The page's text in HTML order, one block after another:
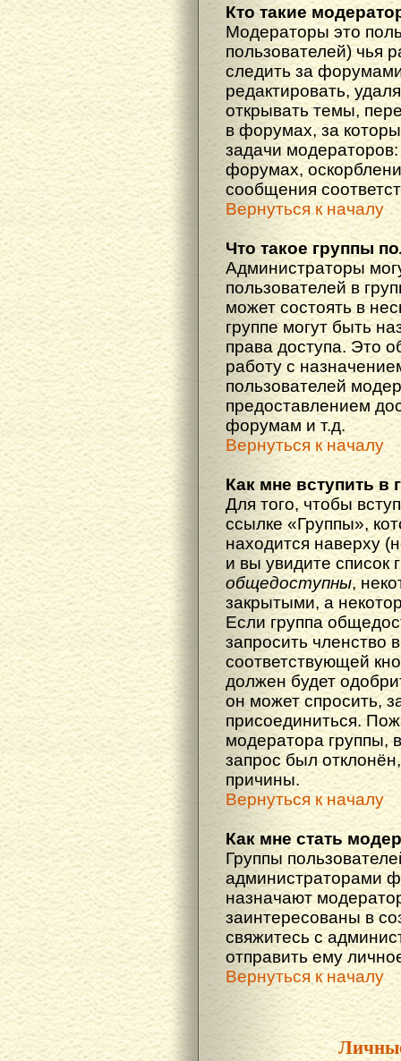
Кто такие
Модераторы это
пользователей) чья
следить за
редактировать,
открывать темы,
в форумах, за
задачи
форумах,
сообщения
Вернуться к началу
Что такое группы
Администраторы
пользователей в
может состоять в
группе могут быть
права доступа. Это
работу с
пользователей
предоставлением
форумам и т.д.
Вернуться к началу
Как мне вступить в
Для того, чтобы
ссылке «Группы»,
находится наверху
и вы увидите список
общедоступны,
закрытыми, а
Если группа
запросить членство
соответствующей
должен будет
он может спросить,
присоединиться.
модератора группы,
запрос был
причины.
Вернуться к началу
Как мне стать
Группы
администраторами
назначают
заинтересованы в
свяжитесь с
отправить ему
Вернуться к началу